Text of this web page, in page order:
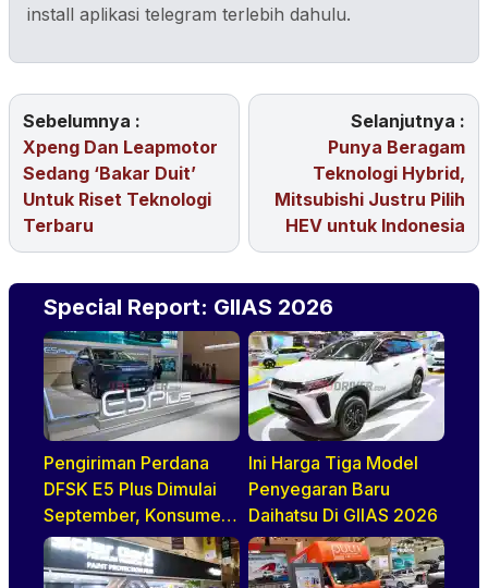
install aplikasi telegram terlebih dahulu.
Sebelumnya :
Xpeng Dan Leapmotor
Sedang ‘Bakar Duit’
Untuk Riset Teknologi
Terbaru
Selanjutnya :
Punya Beragam
Teknologi Hybrid,
Mitsubishi Justru Pilih
HEV untuk Indonesia
Special Report: GIIAS 2026
Pengiriman Perdana
DFSK E5 Plus Dimulai
September, Konsumen
Diajak Tur Pabrik
Ini Harga Tiga Model
Penyegaran Baru
Daihatsu Di GIIAS 2026